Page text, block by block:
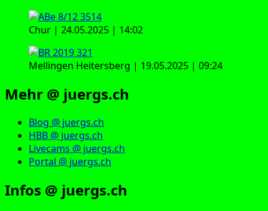
Chur | 24.05.2025 | 14:02
Mellingen Heitersberg | 19.05.2025 | 09:24
Mehr @ juergs.ch
Blog @ juergs.ch
HBB @ juergs.ch
Livecams @ juergs.ch
Portal @ juergs.ch
Infos @ juergs.ch